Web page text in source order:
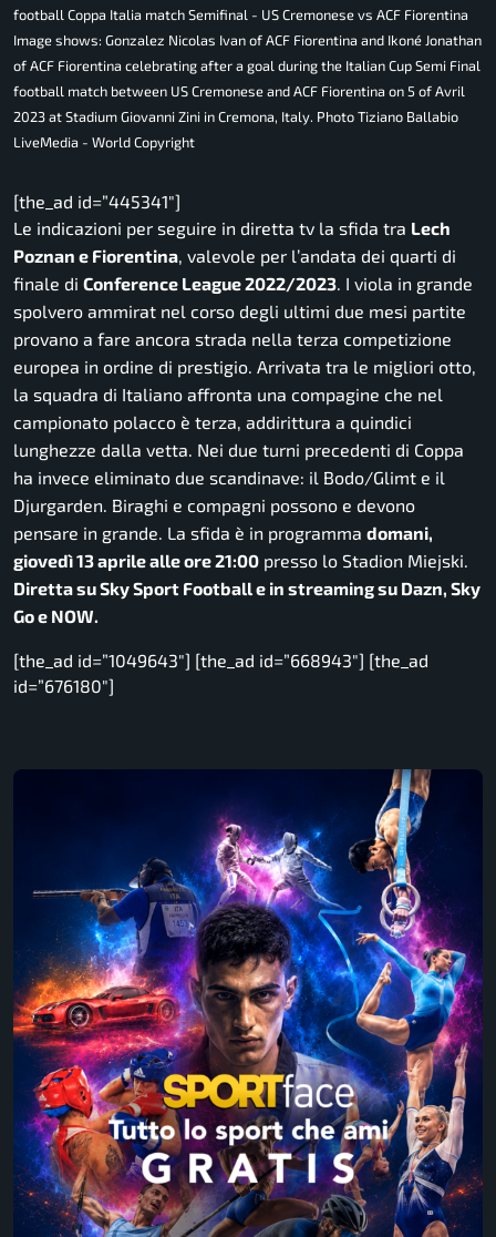
football Coppa Italia match Semifinal - US Cremonese vs ACF Fiorentina
Image shows: Gonzalez Nicolas Ivan of ACF Fiorentina and Ikoné Jonathan
of ACF Fiorentina celebrating after a goal during the Italian Cup Semi Final
football match between US Cremonese and ACF Fiorentina on 5 of Avril
2023 at Stadium Giovanni Zini in Cremona, Italy. Photo Tiziano Ballabio
LiveMedia - World Copyright
[the_ad id=”445341″]
Le indicazioni per seguire in diretta tv la sfida tra Lech
Poznan e Fiorentina, valevole per l’andata dei quarti di
finale di Conference League 2022/2023. I viola in grande
spolvero ammirat nel corso degli ultimi due mesi partite
provano a fare ancora strada nella terza competizione
europea in ordine di prestigio. Arrivata tra le migliori otto,
la squadra di Italiano affronta una compagine che nel
campionato polacco è terza, addirittura a quindici
lunghezze dalla vetta. Nei due turni precedenti di Coppa
ha invece eliminato due scandinave: il Bodo/Glimt e il
Djurgarden. Biraghi e compagni possono e devono
pensare in grande. La sfida è in programma domani,
giovedì 13 aprile alle ore 21:00 presso lo Stadion Miejski.
Diretta su Sky Sport Football e in streaming su Dazn, Sky
Go e NOW.
[the_ad id=”1049643″] [the_ad id=”668943″] [the_ad
id=”676180″]